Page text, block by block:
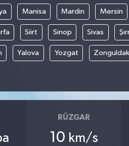
Manisa Mardin Mersin
Siirt Sinop Sivas
Yalova Yozgat Zonguldak
RÜZGAR
10 km/s